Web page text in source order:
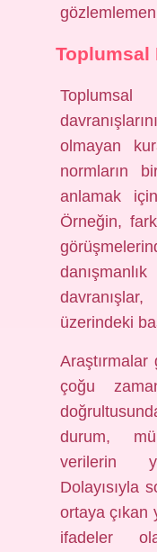
Toplumsal
olmayan
normların
anlamak
Örneğin,
üzerindeki
çoğu
durum,
verilerin
Dolayısıyla
ortaya çıkan
ifadeler